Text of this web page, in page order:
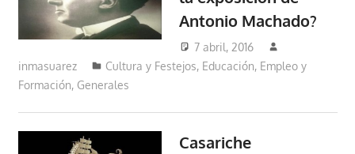
Antonio Machado?
7 abril, 2016
inmasuarez
Cultura y Festejos, Educación, Empleo y
Formación, Generales
Casariche